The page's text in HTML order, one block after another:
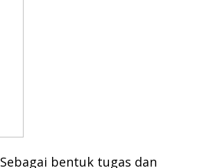
Sebagai bentuk tugas dan